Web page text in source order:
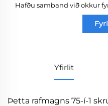
Hafðu samband við okkur
Yfirlit
Þetta rafmagns 75-í-1